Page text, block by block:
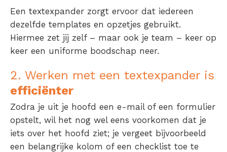
Een textexpander zorgt ervoor dat iedereen
dezelfde templates en opzetjes gebruikt.
Hiermee zet jij zelf – maar ook je team – keer op
keer een uniforme boodschap neer.
2. Werken met een textexpander is
efficiënter
Zodra je uit je hoofd een e-mail of een formulier
opstelt, wil het nog wel eens voorkomen dat je
iets over het hoofd ziet; je vergeet bijvoorbeeld
een belangrijke kolom of een checklist toe te